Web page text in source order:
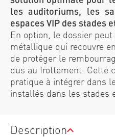
les auditoriums, les
espaces VIP des stades
En option, le dossier
métallique qui recouvre
de protéger le
dus au frottement. Cette
pratique à intégrer dans
installés dans les stades
Description